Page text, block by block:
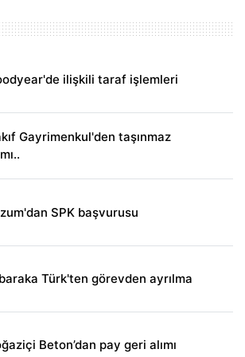
ilişkili taraf işlemleri
Gayrimenkul'den taşınmaz
SPK başvurusu
Türk'ten görevden ayrılma
Beton’dan pay geri alımı